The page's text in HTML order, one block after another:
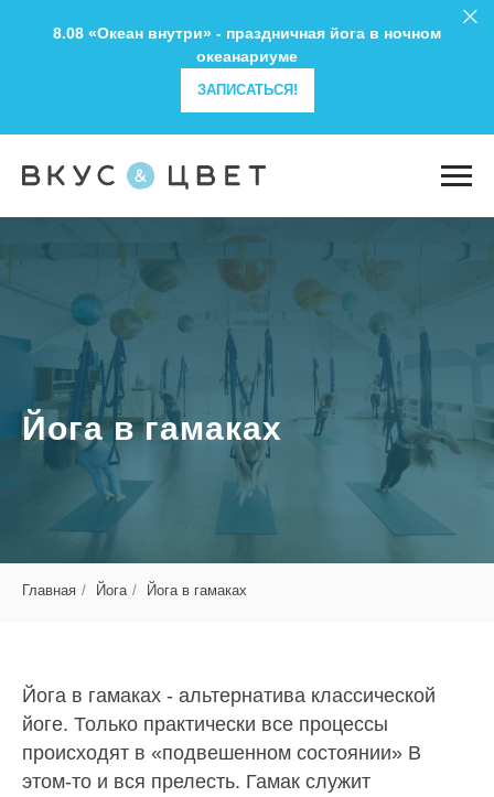
8.08 «Океан внутри» - праздничная йога в ночном
океанариуме
ЗАПИСАТЬСЯ!
Йога в гамаках
Главная / Йога / Йога в гамаках
Йога в гамаках - альтернатива классической
йоге. Только практически все процессы
происходят в «подвешенном состоянии» В
этом-то и вся прелесть. Гамак служит